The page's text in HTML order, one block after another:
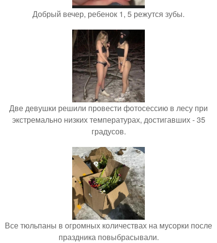
Добрый вечер, ребенок 1, 5 режутся зубы.
Две девушки решили провести фотосессию в лесу при
экстремально низких температурах, достигавших - 35
градусов.
Все тюльпаны в огромных количествах на мусорки после
праздника повыбрасывали.